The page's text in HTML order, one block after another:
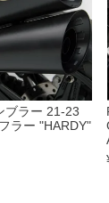
ブラー 21-23
ラー "HARDY"